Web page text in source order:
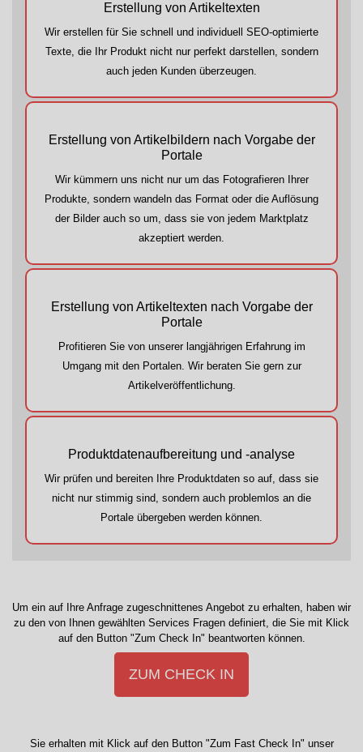
Erstellung von Artikeltexten
Wir erstellen für Sie schnell und individuell SEO-optimierte
Texte, die Ihr Produkt nicht nur perfekt darstellen, sondern
auch jeden Kunden überzeugen.
Erstellung von Artikelbildern nach Vorgabe der
Portale
Wir kümmern uns nicht nur um das Fotografieren Ihrer
Produkte, sondern wandeln das Format oder die Auflösung
der Bilder auch so um, dass sie von jedem Marktplatz
akzeptiert werden.
Erstellung von Artikeltexten nach Vorgabe der
Portale
Profitieren Sie von unserer langjährigen Erfahrung im
Umgang mit den Portalen. Wir beraten Sie gern zur
Artikelveröffentlichung.
Produktdatenaufbereitung und -analyse
Wir prüfen und bereiten Ihre Produktdaten so auf, dass sie
nicht nur stimmig sind, sondern auch problemlos an die
Portale übergeben werden können.
Um ein auf Ihre Anfrage zugeschnittenes Angebot zu erhalten, haben wir
zu den von Ihnen gewählten Services Fragen definiert, die Sie mit Klick
auf den Button "Zum Check In" beantworten können.
ZUM CHECK IN
Sie erhalten mit Klick auf den Button "Zum Fast Check In" unser